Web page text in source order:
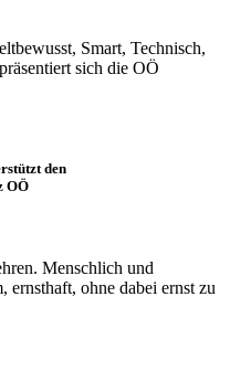
Smart, Technisch,
sich die OÖ
den
OÖ
Menschlich und
ernsthaft, ohne dabei ernst zu